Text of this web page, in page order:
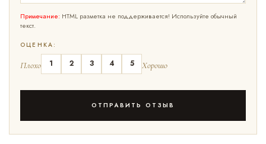
Примечание: HTML разметка не поддерживается! Используйте обычный
текст.
ОЦЕНКА:
Плохо 1 2 3 4 5 Хорошо
ОТПРАВИТЬ ОТЗЫВ